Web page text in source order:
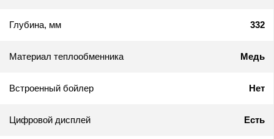
Глубина, мм 332
Материал теплообменника Медь
Встроенный бойлер Нет
Цифровой дисплей Есть